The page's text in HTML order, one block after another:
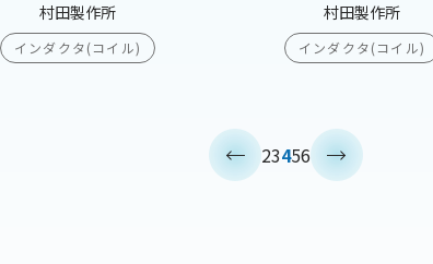
村田製作所
インダクタ(コイル)
村田製作所
インダクタ(コイル)
23456